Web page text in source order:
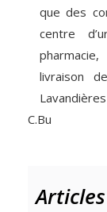
que des
centre
livraison
C.Bu